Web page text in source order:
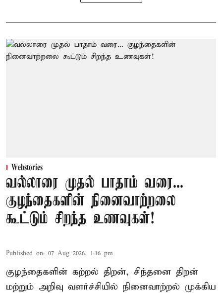
Webstories
வல்லாரை முதல் பாதாம் வரை...
குழந்தைகளின் நினைவாற்றலை
கூட்டும் சிறந்த உணவுகள்!
Published on: 07 Aug 2026, 1:16 pm
குழந்தைகளின் கற்றல் திறன், சிந்தனை திறன்
மற்றும் அறிவு வளர்ச்சியில் நினைவாற்றல் முக்கிய